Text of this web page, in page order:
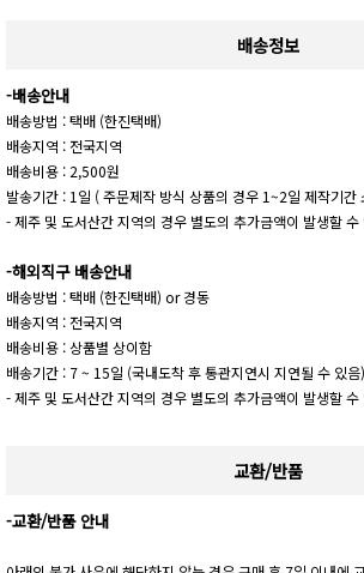
배송정보
-배송안내
배송방법 : 택배 (한진택배)
배송지역 : 전국지역
배송비용 : 2,500원
발송기간 : 1일 ( 주문제작 방식 상품의 경우 1~2일 제작기간
- 제주 및 도서산간 지역의 경우 별도의 추가금액이 발생할 수
-해외직구 배송안내
배송방법 : 택배 (한진택배) or 경동
배송지역 : 전국지역
배송비용 : 상품별 상이함
배송기간 : 7 ~ 15일 (국내도착 후 통관지연시 지연될 수 있음)
- 제주 및 도서산간 지역의 경우 별도의 추가금액이 발생할 수
교환/반품
-교환/반품 안내